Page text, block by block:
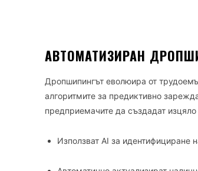
АВТОМАТИЗИРАН
Дропшипингът еволюира от
алгоритмите за предиктивно
предприемачите да създадат
Използват AI за идентифициране